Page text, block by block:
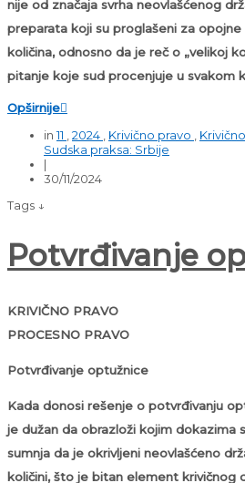
nije od značaja svrha neovlašćenog
preparata koji su proglašeni za opojne
količina, odnosno da je reč o „velikoj
pitanje koje sud procenjuje u svakom
Opširnije
in11 2024 Krivično pravo
Sudska praksa: Srbije
|
30/11/2024
Tags ↓
Potvrđivanje
KRIVIČNO PRAVO
PROCESNO PRAVO
Potvrđivanje optužnice
Kada donosi rešenje o potvrđivanju
je dužan da obrazloži kojim dokazima
sumnja da je okrivljeni neovlašćeno
količini, što je bitan element krivičnog